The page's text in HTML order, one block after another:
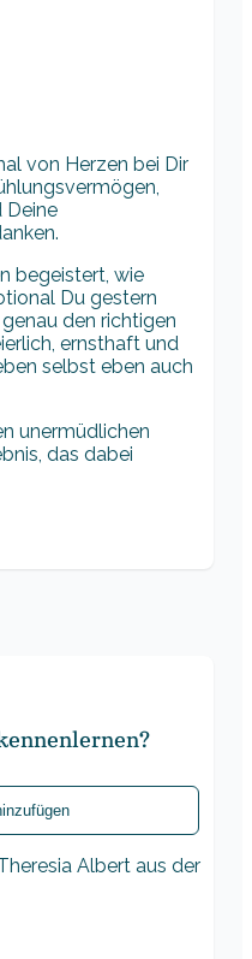
von Herzen bei Dir
Deine
begeistert, wie
Du gestern
den richtigen
ernsthaft und
selbst eben auch
unermüdlichen
das dabei